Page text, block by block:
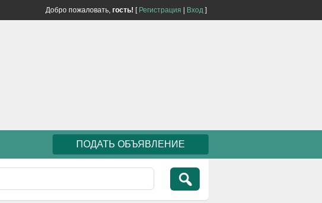
Добро пожаловать, гость! [ Регистрация Вход ]
ПОДАТЬ ОБЪЯВЛЕНИЕ